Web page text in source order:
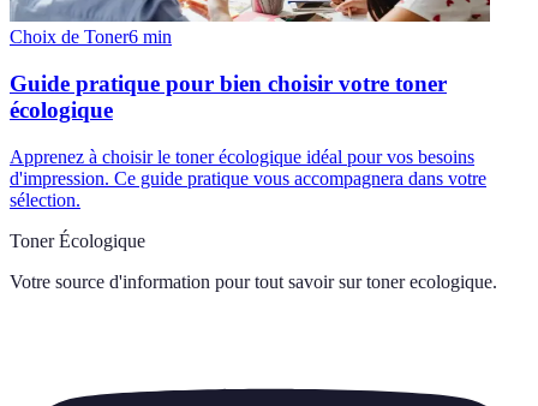
Choix de Toner6 min
Guide pratique pour bien choisir votre toner
écologique
Apprenez à choisir le toner écologique idéal pour vos besoins
d'impression. Ce guide pratique vous accompagnera dans votre
sélection.
Toner Écologique
Votre source d'information pour tout savoir sur toner ecologique.